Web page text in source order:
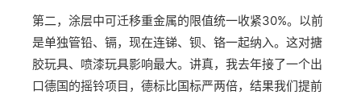
第二，涂层中可迁移重金属的限值统一收紧30%。以前
是单独管铅、镉，现在连锑、钡、铬一起纳入。这对搪
胶玩具、喷漆玩具影响最大。讲真，我去年接了一个出
口德国的摇铃项目，德标比国标严两倍，结果我们提前